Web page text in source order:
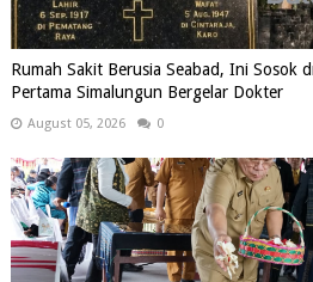
Rumah Sakit Berusia Seabad, Ini Sosok
Pertama Simalungun Bergelar Dokter
August 05, 2026 0